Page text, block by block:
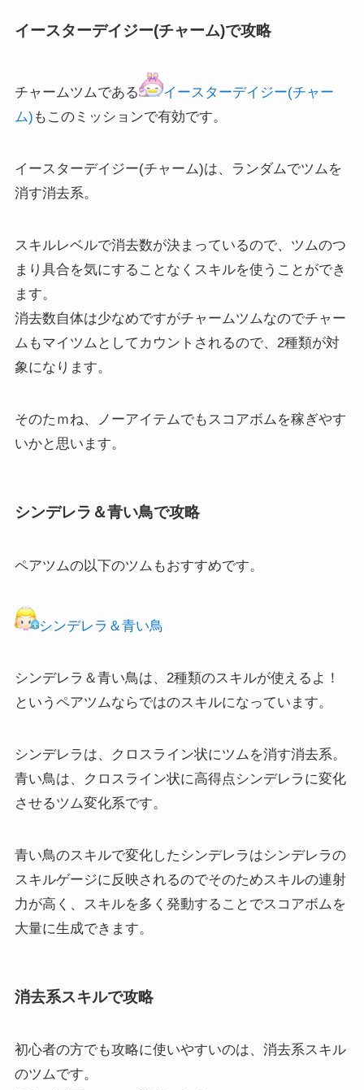
イースターデイジー(チャーム)で攻略
チャームツムである
イースターデイジー(チャー
ム) もこのミッションで有効です。
イースターデイジー(チャーム)は、ランダムでツムを
消す消去系。
スキルレベルで消去数が決まっているので、ツムのつ
まり具合を気にすることなくスキルを使うことができ
ます。
消去数自体は少なめですがチャームツムなのでチャー
ムもマイツムとしてカウントされるので、2種類が対
象になります。
そのたｍね、ノーアイテムでもスコアボムを稼ぎやす
いかと思います。
シンデレラ＆青い鳥で攻略
ペアツムの以下のツムもおすすめです。
シンデレラ＆青い鳥
シンデレラ＆青い鳥は、2種類のスキルが使えるよ！
というペアツムならではのスキルになっています。
シンデレラは、クロスライン状にツムを消す消去系。
青い鳥は、クロスライン状に高得点シンデレラに変化
させるツム変化系です。
青い鳥のスキルで変化したシンデレラはシンデレラの
スキルゲージに反映されるのでそのためスキルの連射
力が高く、スキルを多く発動することでスコアボムを
大量に生成できます。
消去系スキルで攻略
初心者の方でも攻略に使いやすいのは、消去系スキル
のツムです。